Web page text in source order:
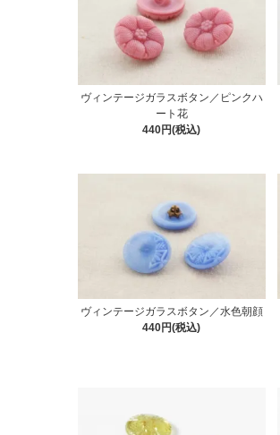
ヴィンテージガラスボタン／ピンクハ
ート花
440円(税込)
ヴィンテージガラスボタン／水色朝顔
440円(税込)